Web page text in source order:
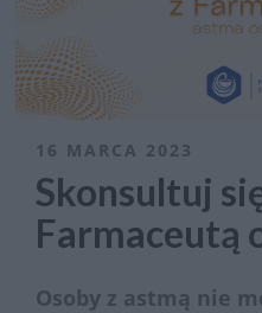
16 MARCA 2023
Skonsultuj
Farmaceutą
Osoby z astmą nie